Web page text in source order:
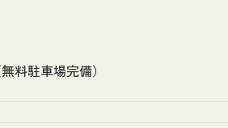
料駐車場完備）